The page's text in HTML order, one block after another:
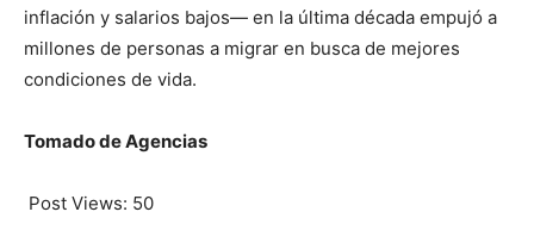
inflación y salarios bajos— en la última década empujó a
millones de personas a migrar en busca de mejores
condiciones de vida.
Tomado de Agencias
Post Views: 50